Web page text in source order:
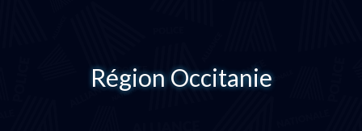
Région Occitanie